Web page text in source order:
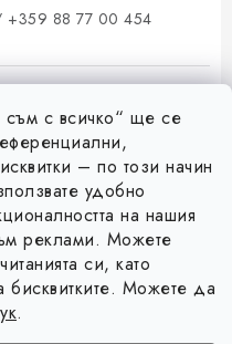
с всичко“ ще се
– по този начин
удобно
на нашия
реклами. Можете
си, като
бисквитките. Можете да
.
88 77 00 454